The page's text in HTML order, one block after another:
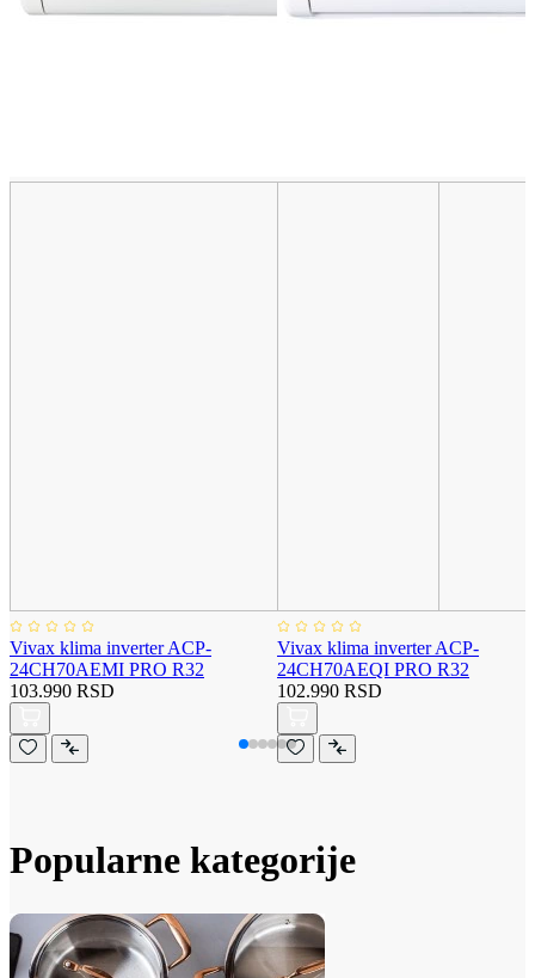
Vivax klima inverter ACP-
24CH70AEMI PRO R32
103.990 RSD
Vivax klima inverter ACP-
24CH70AEQI PRO R32
102.990 RSD
Popularne kategorije